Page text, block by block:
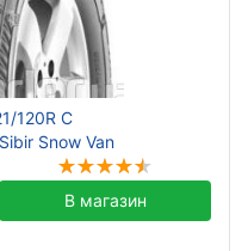
120R C
Snow Van
В магазин